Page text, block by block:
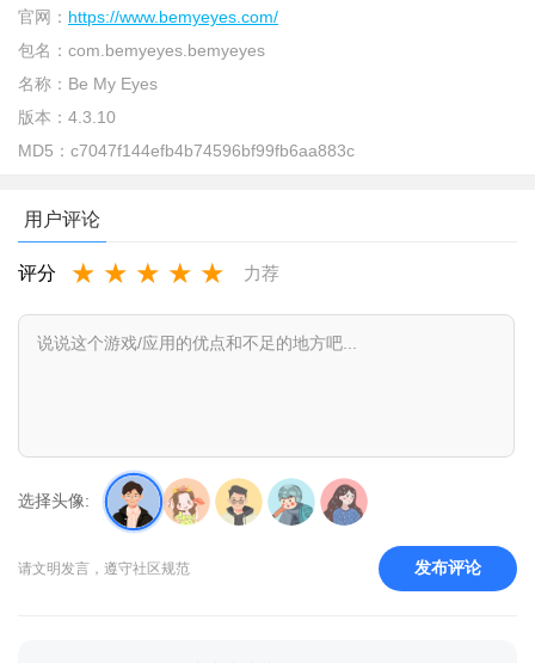
be my eyes国内能用吗？
国内视障人士可以使用bemyeyes应用，不过需要注意的是，
由于应用中的服务人员和使用者都是全球的个人志愿者，因此可
能会存在语言和时差等方面的问题。
同时，由于中国大陆的网络策略，bemyeyes应用可能会受到
官网： https://www.bemyeyes.com/
包名： com.bemyeyes.bemyeyes
名称： Be My Eyes
版本： 4.3.10
MD5： c7047f144efb4b74596bf99fb6aa883c
用户评论
评分 ★ ★ ★ ★ ★ 力荐
选择头像:
请文明发言，遵守社区规范 发布评论